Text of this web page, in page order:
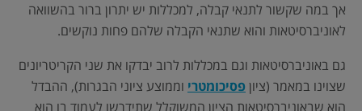
אך במה שקשור לתנאי קבלה, למכללות יש יתרון ברור בהשוואה
לאוניברסיטאות והוא שתנאי הקבלה שלהם פחות נוקשים.
גם באוניברסיטאות וגם במכללות לרוב יבדקו את שני הקריטריונים
שצוינו במאמר (ציון פסיכומטרי וממוצע ציוני הבגרות), ההבדל
הוא שבאוניברסיטאות הציון המשוקלל שתידרשו לעמוד בו הוא